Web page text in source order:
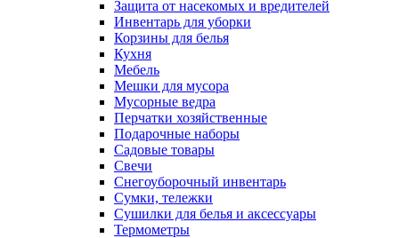
Защита от насекомых и вредителей
Инвентарь для уборки
Корзины для белья
Кухня
Мебель
Мешки для мусора
Мусорные ведра
Перчатки хозяйственные
Подарочные наборы
Садовые товары
Свечи
Снегоуборочный инвентарь
Сумки, тележки
Сушилки для белья и аксессуары
Термометры